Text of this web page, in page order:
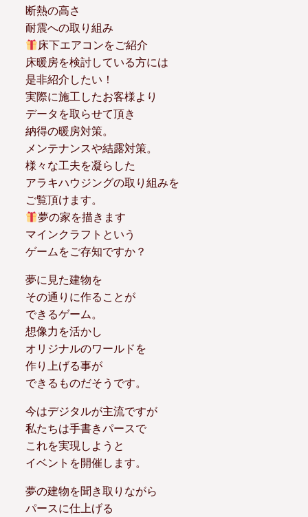
断熱の高さ
耐震への取り組み
床下エアコンをご紹介
床暖房を検討している方には
是非紹介したい！
実際に施工したお客様より
データを取らせて頂き
納得の暖房対策。
メンテナンスや結露対策。
様々な工夫を凝らした
アラキハウジングの取り組みを
ご覧頂けます。
夢の家を描きます
マインクラフトという
ゲームをご存知ですか？
夢に見た建物を
その通りに作ることが
できるゲーム。
想像力を活かし
オリジナルのワールドを
作り上げる事が
できるものだそうです。
今はデジタルが主流ですが
私たちは手書きパースで
これを実現しようと
イベントを開催します。
夢の建物を聞き取りながら
パースに仕上げる